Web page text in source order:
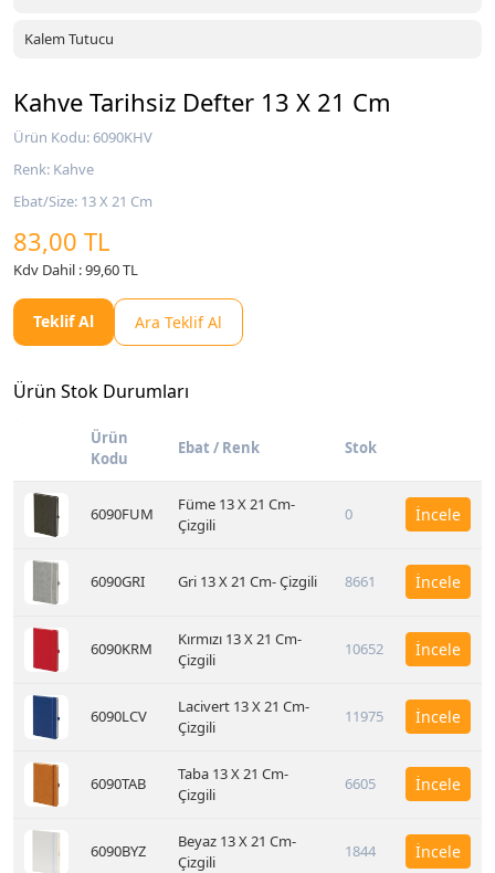
Kalem Tutucu
Kahve Tarihsiz Defter 13 X 21 Cm
Ürün Kodu: 6090KHV
Renk: Kahve
Ebat/Size: 13 X 21 Cm
83,00 TL
Kdv Dahil : 99,60 TL
Teklif Al Ara Teklif Al
Ürün Stok Durumları
Ürün
Kodu
Ebat / Renk Stok
6090FUM
Füme 13 X 21 Cm-
Çizgili
0 İncele
6090GRI Gri 13 X 21 Cm- Çizgili 8661 İncele
6090KRM
Kırmızı 13 X 21 Cm-
Çizgili
10652 İncele
6090LCV
Lacivert 13 X 21 Cm-
Çizgili
11975 İncele
6090TAB
Taba 13 X 21 Cm-
Çizgili
6605 İncele
6090BYZ
Beyaz 13 X 21 Cm-
Çizgili
1844 İncele